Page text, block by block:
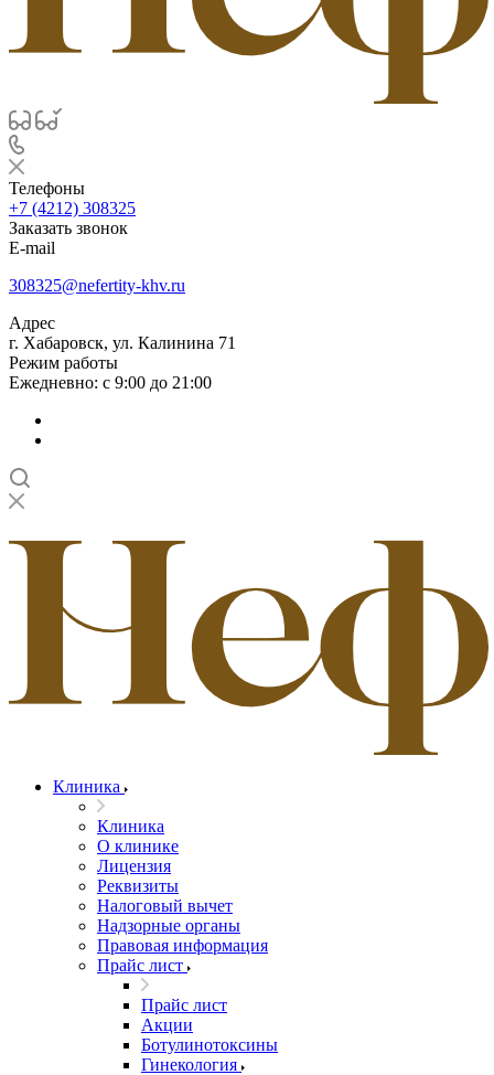
Телефоны
+7 (4212) 308325
Заказать звонок
E-mail
308325@nefertity-khv.ru
Адрес
г. Хабаровск, ул. Калинина 71
Режим работы
Ежедневно: с 9:00 до 21:00
Клиника
Клиника
О клинике
Лицензия
Реквизиты
Налоговый вычет
Надзорные органы
Правовая информация
Прайс лист
Прайс лист
Акции
Ботулинотоксины
Гинекология